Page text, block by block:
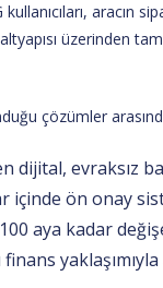
aracın
üzerinden
çözümler
dijital, evraksız
içinde ön onay
aya kadar